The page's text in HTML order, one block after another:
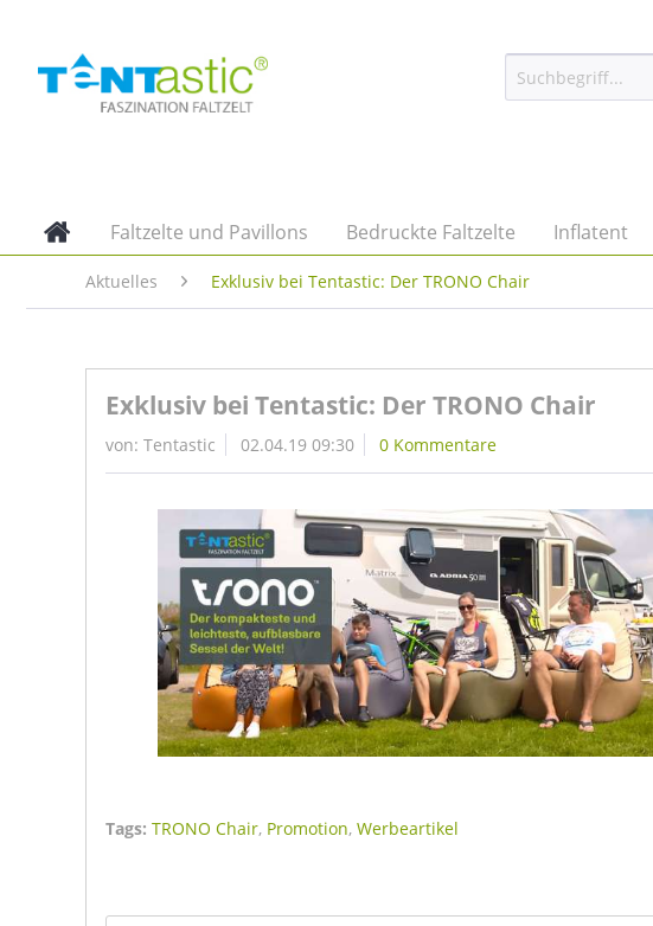
Faltzelte und Pavillons Bedruckte Faltzelte Inflatent
Aktuelles Exklusiv bei Tentastic: Der TRONO Chair
Exklusiv bei Tentastic: Der TRONO Chair
von: Tentastic 02.04.19 09:30 0 Kommentare
Tags: TRONO Chair, Promotion, Werbeartikel